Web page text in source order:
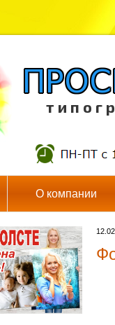
т и п о г
О компании